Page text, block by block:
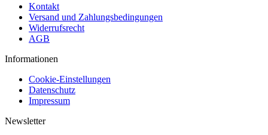
Kontakt
Versand und Zahlungsbedingungen
Widerrufsrecht
AGB
Informationen
Cookie-Einstellungen
Datenschutz
Impressum
Newsletter